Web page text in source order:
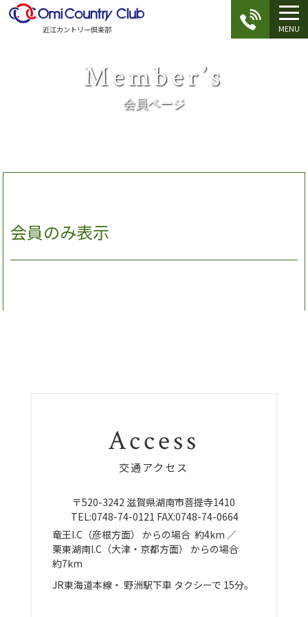
近江カントリー倶楽部 MENU
Member’s
会員ページ
会員のみ表示
Access
交通アクセス
〒520-3242 滋賀県湖南市菩提寺1410
TEL:0748-74-0121 FAX:0748-74-0664
竜王I.C（彦根方面） からの場合 約4km ／
栗東湖南I.C（大津・京都方面）
からの場合
約7km
JR東海道本線・ 野洲駅下車 タクシーで 15分。